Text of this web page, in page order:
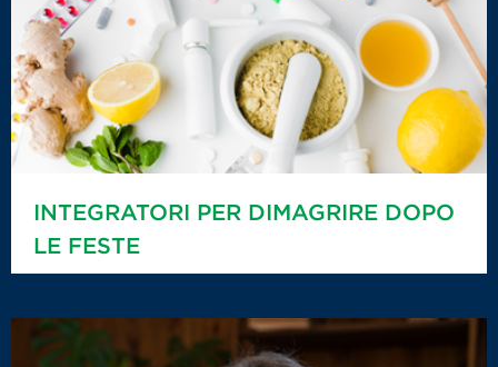
INTEGRATORI PER DIMAGRIRE DOPO
LE FESTE